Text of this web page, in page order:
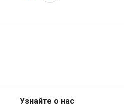
Узнайте о нас